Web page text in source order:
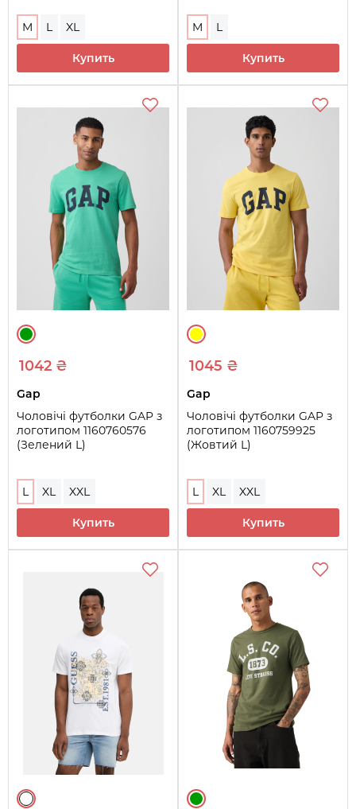
M L XL
Купить
M L
Купить
1042 ₴
Gap
Чоловічі футболки GAP з
логотипом 1160760576
(Зелений L)
L XL XXL
Купить
1045 ₴
Gap
Чоловічі футболки GAP з
логотипом 1160759925
(Жовтий L)
L XL XXL
Купить